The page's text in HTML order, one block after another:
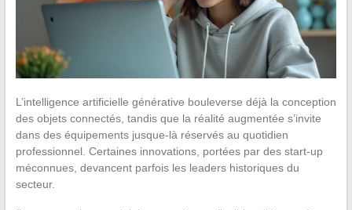
L’intelligence artificielle générative bouleverse déjà la conception
des objets connectés, tandis que la réalité augmentée s’invite
dans des équipements jusque-là réservés au quotidien
professionnel. Certaines innovations, portées par des start-up
méconnues, devancent parfois les leaders historiques du
secteur.